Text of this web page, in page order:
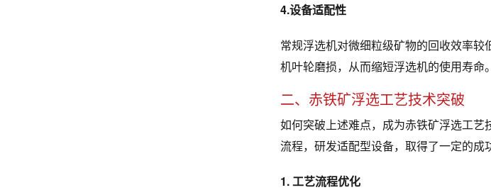
4.设备适配性
常规浮选机对微细粒级矿物的回收效率
机叶轮磨损，从而缩短浮选机的使用寿命。
二、赤铁矿浮选工艺技术突破
如何突破上述难点，成为赤铁矿浮选工
流程，研发适配型设备，取得了一定的成
1. 工艺流程优化